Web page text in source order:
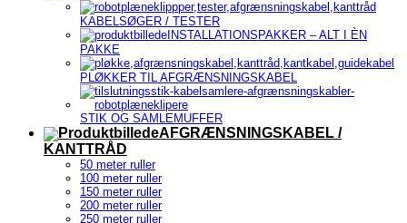
KABELSØGER / TESTER
INSTALLATIONSPAKKER – ALT I ÈN
PAKKE
PLØKKER TIL AFGRÆNSNINGSKABEL
STIK OG SAMLEMUFFER
AFGRÆNSNINGSKABEL /
KANTTRÅD
50 meter ruller
100 meter ruller
150 meter ruller
200 meter ruller
250 meter ruller